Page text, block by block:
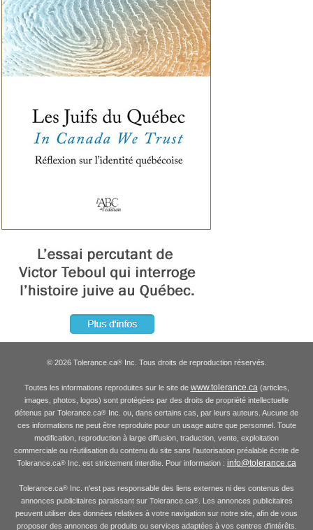
© 2026 Tolerance.ca®Inc. Tous droits de reproduction réservés.
Toutes les informations reproduites sur le site de www.tolerance.ca(articles,
images, photos, logos) sont protégées par des droits de propriété intellectuelle
détenus par Tolerance.ca® Inc. ou, dans certains cas, par leurs auteurs. Aucune de
ces informations ne peut être reproduite pour un usage autre que personnel. Toute
modification, reproduction à large diffusion, traduction, vente, exploitation
commerciale ou réutilisation du contenu du site sans l'autorisation préalable écrite de
Tolerance.ca® Inc. est strictement interdite. Pour information : info@tolerance.ca
Tolerance.ca® Inc. n'est pas responsable des liens externes ni des contenus des
annonces publicitaires paraissant sur Tolerance.ca®. Les annonces publicitaires
peuvent utiliser des données relatives à votre navigation sur notre site, afin de vous
proposer des annonces de produits ou services adaptées à vos centres d'intérêts.